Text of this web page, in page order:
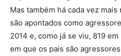
Mas também há cada vez
são apontados como
2014 e, como já se viu, 819
em que os pais são